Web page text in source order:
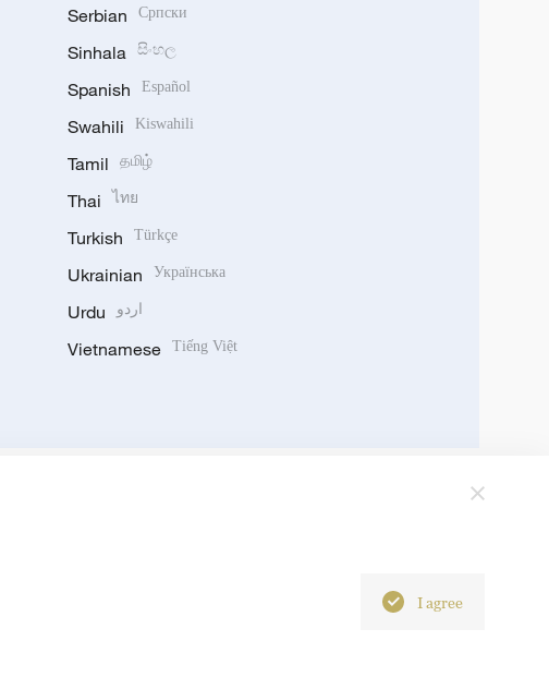
Serbian Српски
Sinhala සිංහල
Spanish Español
Swahili Kiswahili
Tamil தமிழ்
Thai ไทย
Turkish Türkçe
Ukrainian Українська
Urdu اردو
Vietnamese Tiếng Việt
I agree